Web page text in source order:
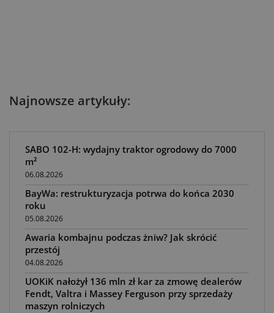
Najnowsze artykuły:
SABO 102-H: wydajny traktor ogrodowy do 7000
m²
06.08.2026
BayWa: restrukturyzacja potrwa do końca 2030
roku
05.08.2026
Awaria kombajnu podczas żniw? Jak skrócić
przestój
04.08.2026
UOKiK nałożył 136 mln zł kar za zmowę dealerów
Fendt, Valtra i Massey Ferguson przy sprzedaży
maszyn rolniczych